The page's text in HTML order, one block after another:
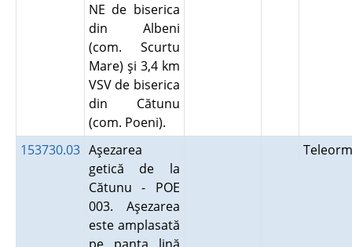
NE de biserica
din Albeni
(com. Scurtu
Mare) şi 3,4 km
VSV de biserica
din Cătunu
(com. Poeni).
153730.03 Aşezarea
getică de la
Cătunu - POE
003. Aşezarea
este amplasată